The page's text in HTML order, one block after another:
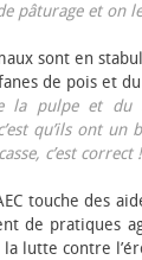
pâturage et on
sont en
de pois et
pulpe et du
qu’ils ont
c’est correct
touche des
de pratiques
lutte contre